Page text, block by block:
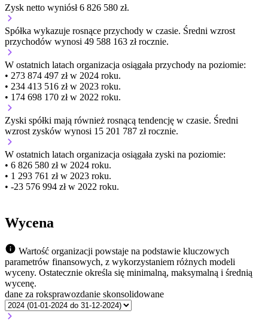
Zysk netto wyniósł 6 826 580 zł.
Spółka wykazuje rosnące przychody w czasie. Średni wzrost
przychodów wynosi 49 588 163 zł rocznie.
W ostatnich latach organizacja osiągała przychody na poziomie:
• 273 874 497 zł w 2024 roku.
• 234 413 516 zł w 2023 roku.
• 174 698 170 zł w 2022 roku.
Zyski spółki mają również rosnącą tendencję w czasie. Średni
wzrost zysków wynosi 15 201 787 zł rocznie.
W ostatnich latach organizacja osiągała zyski na poziomie:
• 6 826 580 zł w 2024 roku.
• 1 293 761 zł w 2023 roku.
• -23 576 994 zł w 2022 roku.
Wycena
Wartość organizacji powstaje na podstawie kluczowych
parametrów finansowych, z wykorzystaniem różnych modeli
wyceny. Ostatecznie określa się minimalną, maksymalną i średnią
wycenę.
dane za roksprawozdanie skonsolidowane